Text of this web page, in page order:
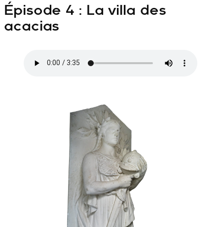
Épisode 4 : La villa des
acacias